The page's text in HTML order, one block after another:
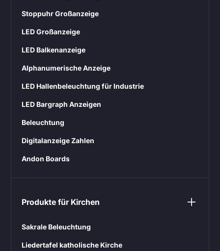
Stoppuhr Großanzeige
LED Großanzeige
LED Balkenanzeige
Alphanumerische Anzeige
LED Hallenbeleuchtung für Industrie
LED Bargraph Anzeigen
Beleuchtung
Digitalanzeige Zahlen
Andon Boards
Produkte für Kirchen
Sakrale Beleuchtung
Liedertafel katholische Kirche